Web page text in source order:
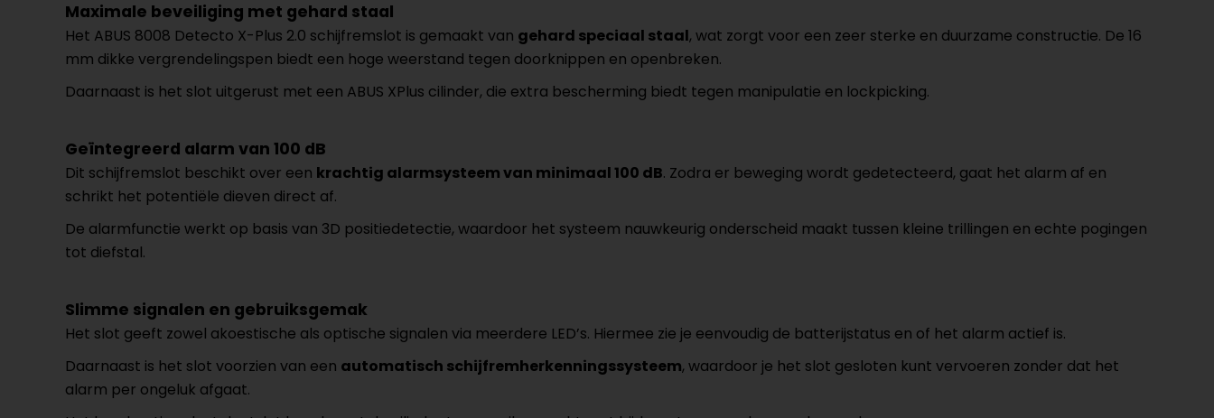
Maximale beveiliging met gehard staal
Het ABUS 8008 Detecto X-Plus 2.0 schijfremslot is gemaakt van gehard speciaal staal, wat zorgt voor een zeer sterke en duurzame constructie. De 16
mm dikke vergrendelingspen biedt een hoge weerstand tegen doorknippen en openbreken.
Daarnaast is het slot uitgerust met een ABUS XPlus cilinder, die extra bescherming biedt tegen manipulatie en lockpicking.
Geïntegreerd alarm van 100 dB
Dit schijfremslot beschikt over een krachtig alarmsysteem van minimaal 100 dB. Zodra er beweging wordt gedetecteerd, gaat het alarm af en
schrikt het potentiële dieven direct af.
De alarmfunctie werkt op basis van 3D positiedetectie, waardoor het systeem nauwkeurig onderscheid maakt tussen kleine trillingen en echte pogingen
tot diefstal.
Slimme signalen en gebruiksgemak
Het slot geeft zowel akoestische als optische signalen via meerdere LED’s. Hiermee zie je eenvoudig de batterijstatus en of het alarm actief is.
Daarnaast is het slot voorzien van een automatisch schijfremherkenningssysteem, waardoor je het slot gesloten kunt vervoeren zonder dat het
alarm per ongeluk afgaat.